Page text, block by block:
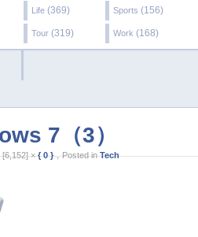
Life (369) Sports (156)
Tour (319) Work (168)
7（3）
[6,152] ×{ 0 }，Posted inTech